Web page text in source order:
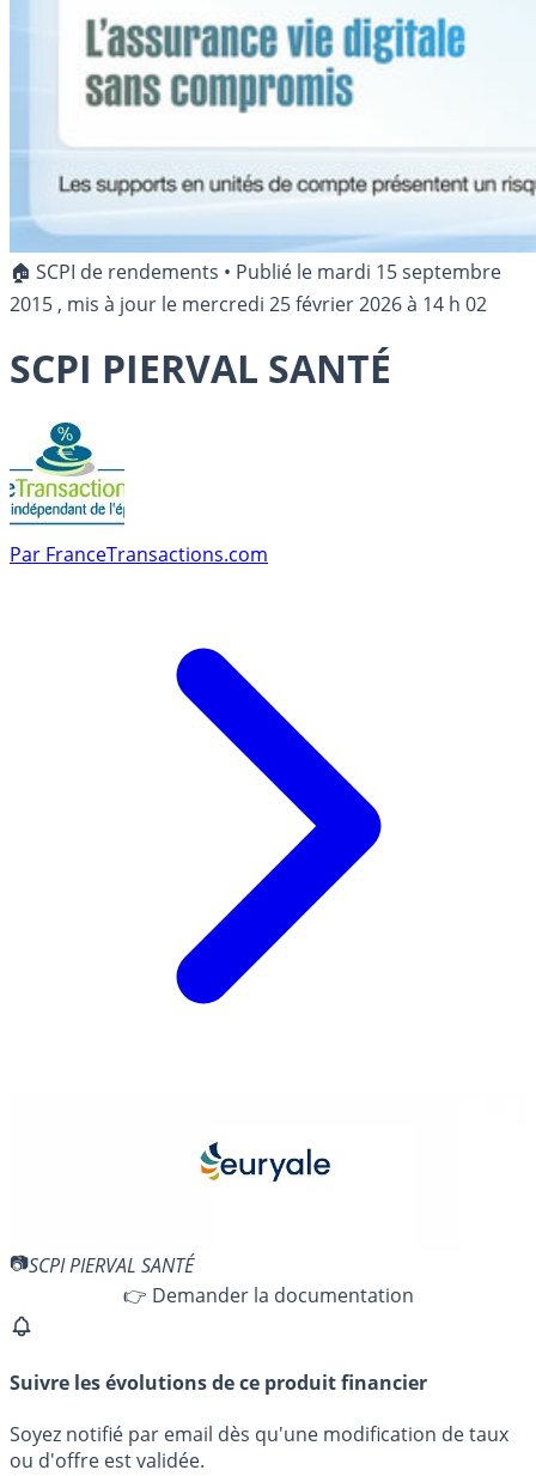
🏠 SCPI de rendements • Publié le mardi 15 septembre
2015 , mis à jour le mercredi 25 février 2026 à 14 h 02
SCPI PIERVAL SANTÉ
Par FranceTransactions.com
SCPI PIERVAL SANTÉ
👉 Demander la documentation
Suivre les évolutions de ce produit financier
Soyez notifié par email dès qu'une modification de taux
ou d'offre est validée.